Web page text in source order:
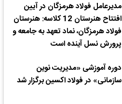
مدیرعامل فولاد هرمزگان در آیین
افتتاح هنرستان 12 کلاسه: هنرستان
فولاد هرمزگان، نماد تعهد به جامعه و
پرورش نسل آینده است
دوره آموزشی «مدیریت نوین
سازمانی» در فولاد اکسین برگزار شد